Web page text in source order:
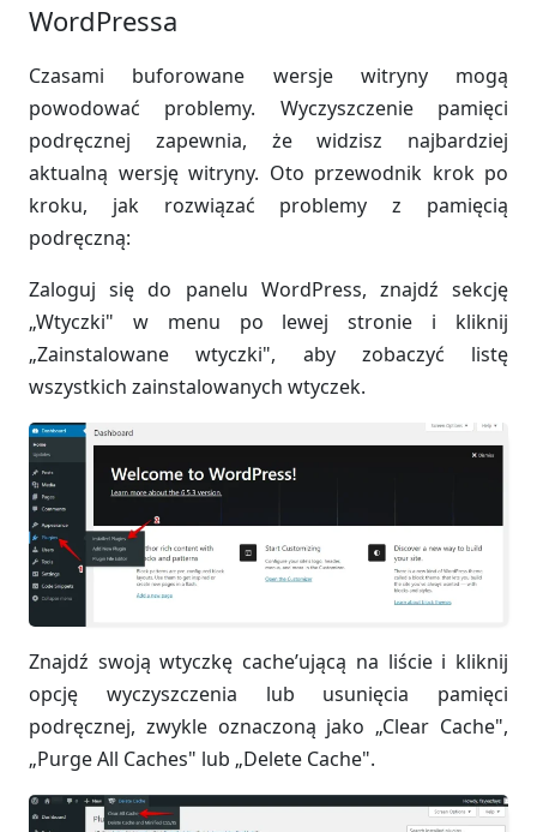
WordPressa
Czasami buforowane wersje witryny mogą
powodować problemy. Wyczyszczenie pamięci
podręcznej zapewnia, że widzisz najbardziej
aktualną wersję witryny. Oto przewodnik krok po
kroku, jak rozwiązać problemy z pamięcią
podręczną:
Zaloguj się do panelu WordPress, znajdź sekcję
„Wtyczki" w menu po lewej stronie i kliknij
„Zainstalowane wtyczki", aby zobaczyć listę
wszystkich zainstalowanych wtyczek.
Znajdź swoją wtyczkę cache’ującą na liście i kliknij
opcję wyczyszczenia lub usunięcia pamięci
podręcznej, zwykle oznaczoną jako „Clear Cache",
„Purge All Caches" lub „Delete Cache".